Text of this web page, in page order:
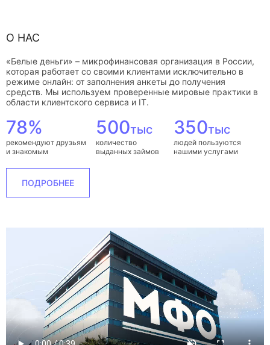
О НАС
«Белые деньги» – микрофинансовая организация в России,
которая работает со своими клиентами исключительно в
режиме онлайн: от заполнения анкеты до получения
средств. Мы используем проверенные мировые практики в
области клиентского сервиса и IT.
78%
рекомендуют друзьям
и знакомым
500тыс
количество
выданных займов
350тыс
людей пользуются
нашими услугами
ПОДРОБНЕЕ